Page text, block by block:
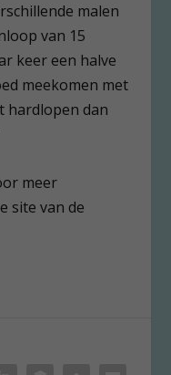
malen
van 15
keer een halve
meekomen met
hardlopen dan
meer
site van de